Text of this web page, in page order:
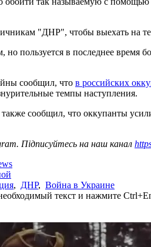
"ДНР", чтобы выехать на
но пользуется в последнее
сообщил, что в российских
темпы наступления.
сообщил, что оккупанты
Підписуйтесь на наш канал
, ДНР, Война в Украине
текст и нажмите